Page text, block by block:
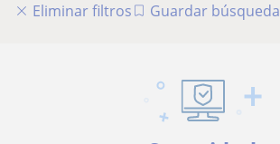
Eliminar filtros
Guardar búsqueda